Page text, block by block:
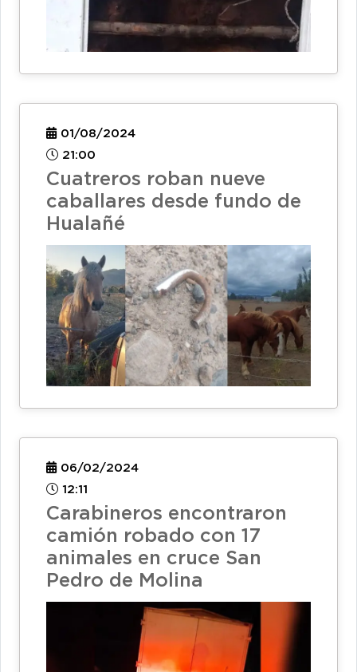
01/08/2024
21:00
Cuatreros roban nueve
caballares desde fundo de
Hualañé
06/02/2024
12:11
Carabineros encontraron
camión robado con 17
animales en cruce San
Pedro de Molina